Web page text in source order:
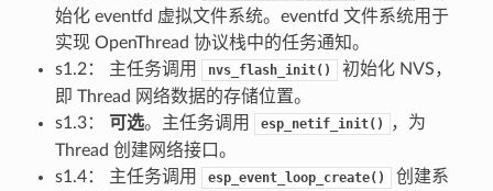
始化 eventfd 虚拟文件系统。eventfd 文件系统用于
实现 OpenThread 协议栈中的任务通知。
s1.2： 主任务调用
nvs_flash_init()
初始化 NVS，
即 Thread 网络数据的存储位置。
s1.3：
可选。主任务调用 esp_netif_init()
，为
Thread 创建网络接口。
s1.4： 主任务调用
esp_event_loop_create()
创建系